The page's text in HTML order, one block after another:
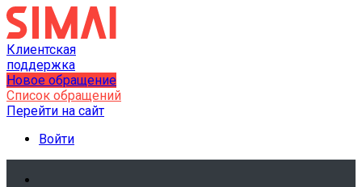
Клиентская
поддержка
Новое обращение
Список обращений
Перейти на сайт
Войти